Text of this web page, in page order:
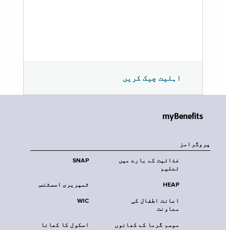
اہلیت چیک کریں
myBenefits
پروگرامز
SNAP
غذائیت کے بارے میں
تعلیم
ٹمپریری اسسٹنس HEAP
WIC
اعانت اطفال کی
معاونت
اسکول کا کھانا
موسم گرما کے کھانوں